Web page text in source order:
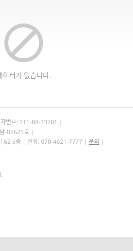
이터가 없습니다.
번호: 211-88-33701
-02625호
62 5층
전화: 070-4021-7777
문의